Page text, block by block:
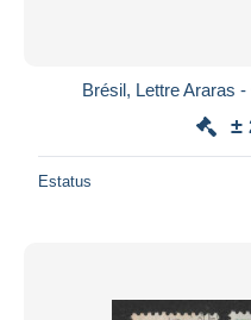
Brésil, Lettre Araras
±
Estatus